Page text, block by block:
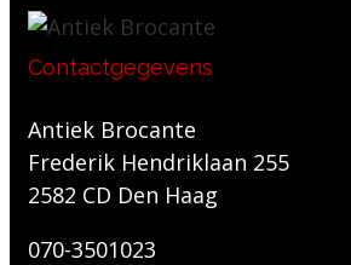
Contactgegevens
Antiek Brocante
Frederik Hendriklaan 255
2582 CD Den Haag
070-3501023